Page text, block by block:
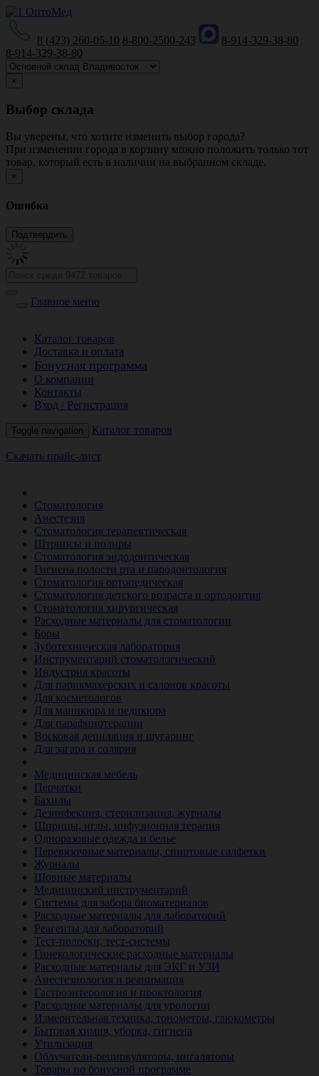
8 (423) 260-05-10 8-800-2500-243
8-914-329-38-80
8-914-329-38-80
×
Выбор склада
Вы уверены, что хотите изменить выбор города?
При изменении города в корзину можно положить только тот
товар, который есть в наличии на выбранном складе.
×
Ошибка
Главное меню
Каталог товаров
Доставка и оплата
Бонусная программа
О компании
Контакты
Вход / Регистрация
Toggle navigation Каталог товаров
Скачать прайс-лист
Стоматология
Анестезия
Стоматология терапевтическая
Штрипсы и полиры
Стоматология эндодонтическая
Гигиена полости рта и пародонтология
Стоматология ортопедическая
Стоматология детского возраста и ортодонтия
Стоматология хирургическая
Расходные материалы для стоматологии
Боры
Зуботехническая лаборатория
Инструментарий стоматологический
Индустрия красоты
Для парикмахерских и салонов красоты
Для косметологов
Для маникюра и педикюра
Для парафинотерапии
Восковая депиляция и шугаринг
Для загара и солярия
Медицинская мебель
Перчатки
Бахилы
Дезинфекция, стерилизация, журналы
Шприцы, иглы, инфузионная терапия
Одноразовые одежда и белье
Перевязочные материалы, спиртовые салфетки
Журналы
Шовные материалы
Медицинский инструментарий
Системы для забора биоматериалов
Расходные материалы для лабораторий
Реагенты для лабораторий
Тест-полоски, тест-системы
Гинекологические расходные материалы
Расходные материалы для ЭКГ и УЗИ
Анестезиология и реанимация
Гастроэнтерология и проктология
Расходные материалы для урологии
Измерительная техника, тонометры, глюкометры
Бытовая химия, уборка, гигиена
Утилизация
Облучатели-рециркуляторы, ингаляторы
Товары по бонусной программе